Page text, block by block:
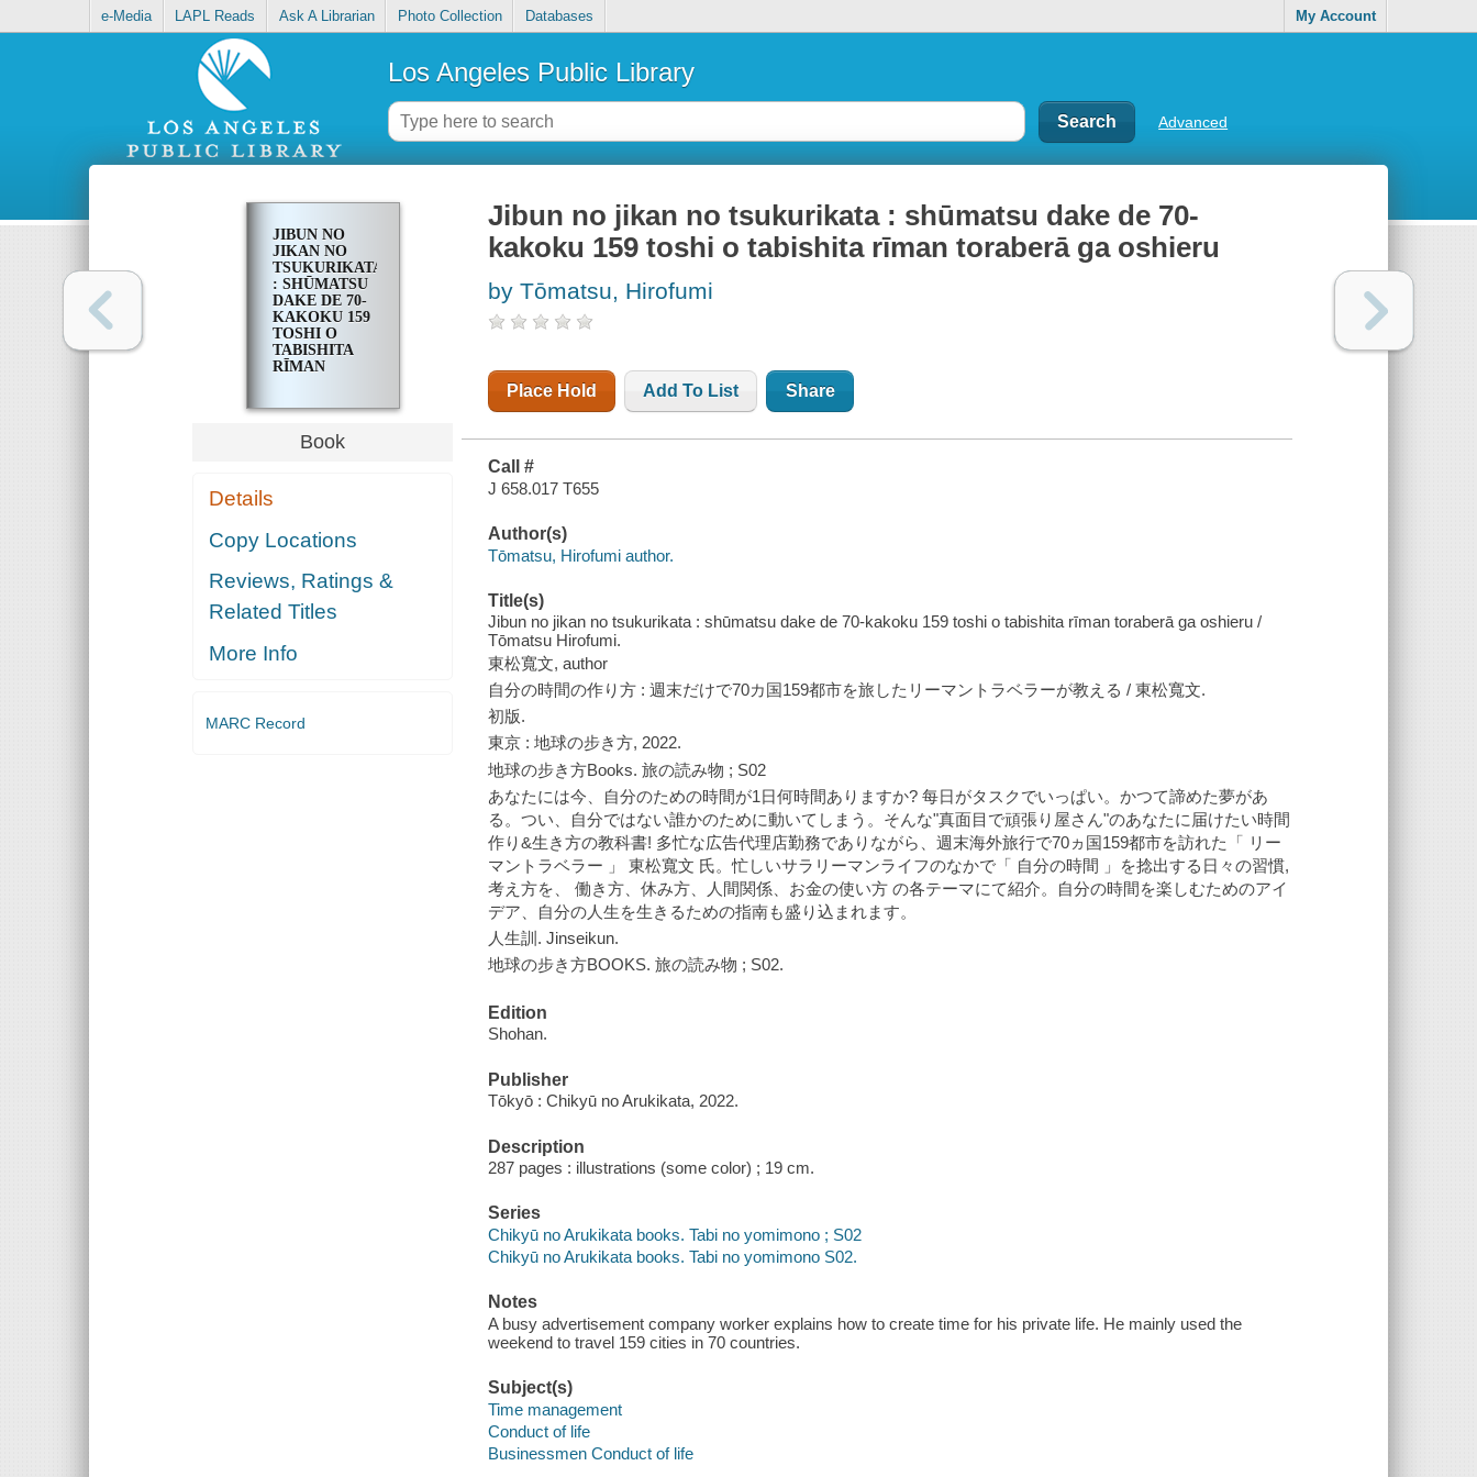
e-Media LAPL Reads Ask A Librarian Photo Collection Databases My Account
Los Angeles Public Library
Advanced
JIBUN NO
JIKAN NO
TSUKURIKATA
: SHŪMATSU
DAKE DE 70-
KAKOKU 159
TOSHI O
TABISHITA
RĪMAN
Book
Details
Copy Locations
Reviews, Ratings &
Related Titles
More Info
MARC Record
Jibun no jikan no tsukurikata : shūmatsu dake de 70-
kakoku 159 toshi o tabishita rīman toraberā ga oshieru
by Tōmatsu, Hirofumi
Place Hold Add To List Share
Call #
J 658.017 T655
Author(s)
Tōmatsu, Hirofumi author.
Title(s)
Jibun no jikan no tsukurikata : shūmatsu dake de 70-kakoku 159 toshi o tabishita rīman toraberā ga oshieru /
Tōmatsu Hirofumi.
東松寬文, author
自分の時間の作り方 : 週末だけで70カ国159都市を旅したリーマントラベラーが教える / 東松寬文.
初版.
東京 : 地球の步き方, 2022.
地球の步き方Books. 旅の読み物 ; S02
あなたには今、自分のための時間が1日何時間ありますか? 每日がタスクでいっぱい。かつて諦めた夢があ
る。つい、自分ではない誰かのために動いてしまう。そんな"真面目で頑張り屋さん"のあなたに届けたい時間
作り&生き方の教科書! 多忙な広告代理店勤務でありながら、週末海外旅行で70ヵ国159都市を訪れた「 リー
マントラベラー 」 東松寬文 氏。忙しいサラリーマンライフのなかで「 自分の時間 」を捻出する日々の習慣,
考え方を、 働き方、休み方、人間関係、お金の使い方 の各テーマにて紹介。自分の時間を楽しむためのアイ
デア、自分の人生を生きるための指南も盛り込まれます。
人生訓. Jinseikun.
地球の步き方BOOKS. 旅の読み物 ; S02.
Edition
Shohan.
Publisher
Tōkyō : Chikyū no Arukikata, 2022.
Description
287 pages : illustrations (some color) ; 19 cm.
Series
Chikyū no Arukikata books. Tabi no yomimono ; S02
Chikyū no Arukikata books. Tabi no yomimono S02.
Notes
A busy advertisement company worker explains how to create time for his private life. He mainly used the
weekend to travel 159 cities in 70 countries.
Subject(s)
Time management
Conduct of life
Businessmen Conduct of life